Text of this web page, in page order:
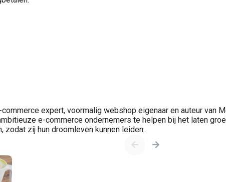
commerce expert, voormalig webshop eigenaar en auteur van
e-commerce ondernemers te helpen bij het laten
zodat zij hun droomleven kunnen leiden.